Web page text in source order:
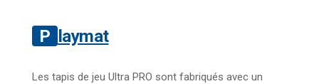
Playmat
Les tapis de jeu Ultra PRO sont fabriqués avec un